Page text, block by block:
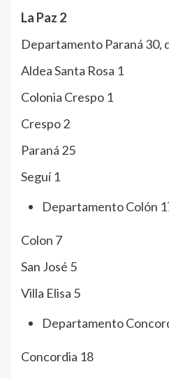
La Paz 2
Departamento Paraná 30,
Aldea Santa Rosa 1
Colonia Crespo 1
Crespo 2
Paraná 25
Seguí 1
Departamento Colón
Colon 7
San José 5
Villa Elisa 5
Departamento
Concordia 18